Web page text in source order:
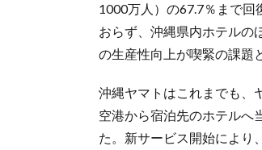
1000万人）の67.7％まで
おらず、沖縄県内ホテルの
の生産性向上が喫緊の課題
沖縄ヤマトはこれまでも、
空港から宿泊先のホテルへ
た。新サービス開始により